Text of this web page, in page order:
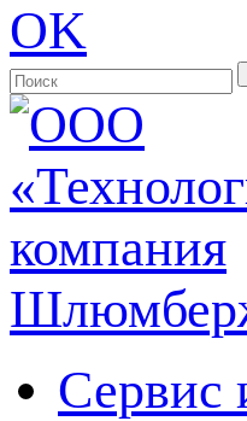
OK
Сервис